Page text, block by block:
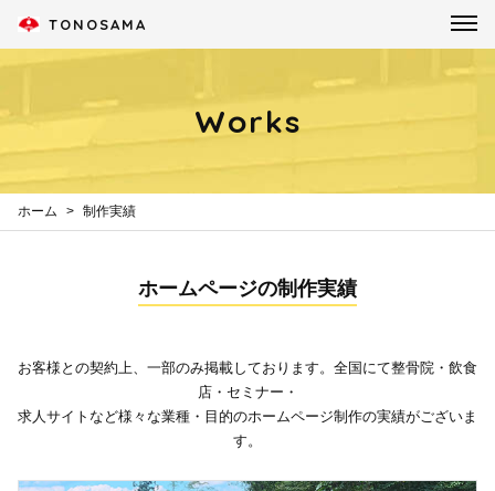
TONOSAMA
Works
ホーム 制作実績
ホームページの制作実績
お客様との契約上、一部のみ掲載しております。全国にて整骨院・飲食
店・セミナー・
求人サイトなど様々な業種・目的のホームページ制作の実績がございま
す。